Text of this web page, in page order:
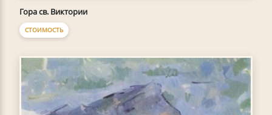
Гора св. Виктории
СТОИМОСТЬ